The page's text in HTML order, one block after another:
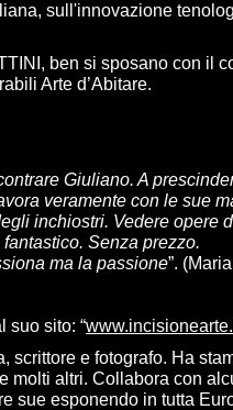
sull'innovazione
ben si sposano con il
Arte d’Abitare.
Giuliano. A
veramente con le sue
inchiostri. Vedere opere
Senza prezzo.
ma la passione”.
suo sito: “
scrittore e fotografo. Ha
molti altri. Collabora con
sue esponendo in tutta